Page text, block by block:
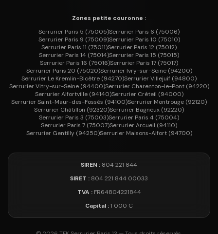
Zones petite couronne :
Serrurier Paris 5 (75005)Serrurier Paris 6 (75006)
Serrurier Paris 9 (75009)Serrurier Paris 10 (75010)
Serrurier Paris 11 (75011)Serrurier Paris 12 (75012)
Serrurier Paris 14 (75014)Serrurier Paris 15 (75015)
Serrurier Paris 16 (75016)Serrurier Paris 17 (75017)
Serrurier Paris 20 (75020)Serrurier Ivry-sur-Seine(94200)
Serrurier Le Kremlin-Bicêtre (94270)SerrurierVillejuif (94800)
SerrurierVitry-sur-Seine(94400)Serrurier Charenton-le-Pont(94220)
SerrurierAlfortville(94140)Serrurier Créteil (94000)
SerrurierSaint-Maur-des-Fossés (94100)Serrurier Montrouge (92120)
Serrurier Châtillon (92320)Serrurier Bagneux (92220)
Serrurier Paris 3 (75003)Serrurier Paris 4 (75004)
Serrurier Paris 7 (75007)SerrurierArcueil (94110)
Serrurier Gentilly(94250)Serrurier Maisons-Alfort(94700)
SIREN : 804 221 844
SIRET : 804 221 844 00033
TVA :FR64804221844
Capital :1 000 €